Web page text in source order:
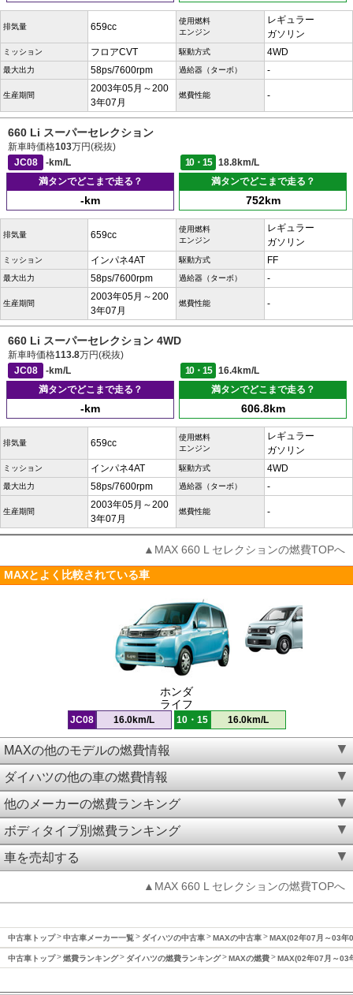
排気量 659cc
使用燃料
エンジン
レギュラー
ガソリン
ミッション フロアCVT 駆動方式 4WD
最大出力 58ps/7600rpm 過給器（ターボ） -
生産期間
2003年05月～200
3年07月
燃費性能 -
660 Li スーパーセレクション
新車時価格103万円(税抜)
JC08
-km/L 10・15
18.8km/L
満タンでどこまで走る？
-km
満タンでどこまで走る？
752km
排気量 659cc
使用燃料
エンジン
レギュラー
ガソリン
ミッション インパネ4AT 駆動方式 FF
最大出力 58ps/7600rpm 過給器（ターボ） -
生産期間
2003年05月～200
3年07月
燃費性能 -
660 Li スーパーセレクション 4WD
新車時価格113.8万円(税抜)
JC08
-km/L 10・15
16.4km/L
満タンでどこまで走る？
-km
満タンでどこまで走る？
606.8km
排気量 659cc
使用燃料
エンジン
レギュラー
ガソリン
ミッション インパネ4AT 駆動方式 4WD
最大出力 58ps/7600rpm 過給器（ターボ） -
生産期間
2003年05月～200
3年07月
燃費性能 -
▲MAX 660 L セレクションの燃費TOPへ
MAXとよく比較されている車
ホンダ
ライフ
JC08 16.0km/L 10・15 16.0km/L
MAXの他のモデルの燃費情報
ダイハツの他の車の燃費情報
他のメーカーの燃費ランキング
ボディタイプ別燃費ランキング
車を売却する
▲MAX 660 L セレクションの燃費TOPへ
中古車トップ 中古車メーカー一覧 ダイハツの中古車 MAXの中古車 MAX(02年07月～03年
中古車トップ 燃費ランキング ダイハツの燃費ランキング MAXの燃費 MAX(02年07月～03